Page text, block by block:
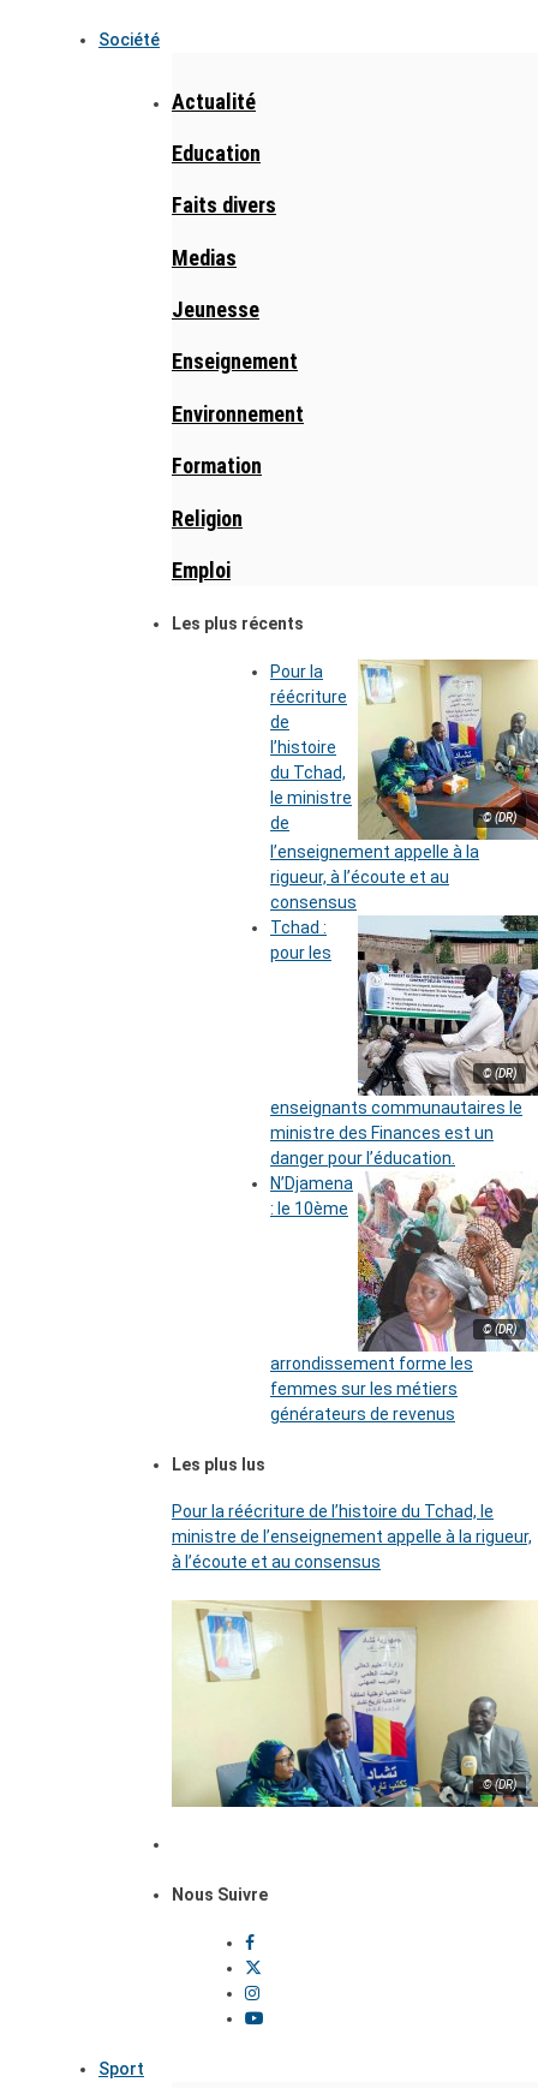
Société
Actualité
Education
Faits divers
Medias
Jeunesse
Enseignement
Environnement
Formation
Religion
Emploi
Les plus récents
© (DR)
Pour la
réécriture
de
l’histoire
du Tchad,
le ministre
de
l’enseignement appelle à la
rigueur, à l’écoute et au
consensus
© (DR)
Tchad :
pour les
enseignants communautaires le
ministre des Finances est un
danger pour l’éducation.
© (DR)
N’Djamena
: le 10ème
arrondissement forme les
femmes sur les métiers
générateurs de revenus
Les plus lus
Pour la réécriture de l’histoire du Tchad, le
ministre de l’enseignement appelle à la rigueur,
à l’écoute et au consensus
© (DR)
Nous Suivre
Sport